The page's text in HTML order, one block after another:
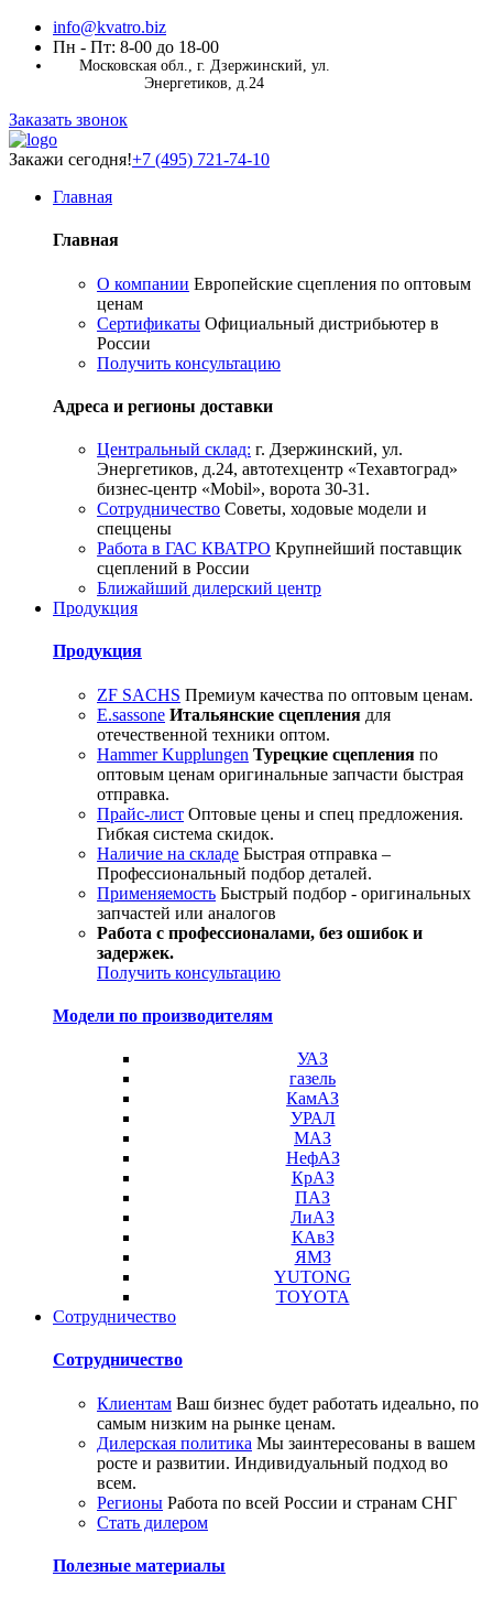
info@kvatro.biz
Пн - Пт: 8-00 до 18-00
Московская обл., г. Дзержинский, ул.
Энергетиков, д.24
Заказать звонок
Закажи сегодня!+7 (495) 721-74-10
Главная
Главная
О компании Европейские сцепления по оптовым
ценам
Сертификаты Официальный дистрибьютер в
России
Получить консультацию
Адреса и регионы доставки
Центральный склад: г. Дзержинский, ул.
Энергетиков, д.24, автотехцентр «Техавтоград»
бизнес-центр «Mobil», ворота 30-31.
Сотрудничество Советы, ходовые модели и
спеццены
Работа в ГАС КВАТРО Крупнейший поставщик
сцеплений в России
Ближайший дилерский центр
Продукция
Продукция
ZF SACHS Премиум качества по оптовым ценам.
E.sassone Итальянские сцепления для
отечественной техники оптом.
Hammer Kupplungen Турецкие сцепления по
оптовым ценам оригинальные запчасти быстрая
отправка.
Прайс-лист Оптовые цены и спец предложения.
Гибкая система скидок.
Наличие на складе Быстрая отправка –
Профессиональный подбор деталей.
Применяемость Быстрый подбор - оригинальных
запчастей или аналогов
Работа с профессионалами, без ошибок и
задержек.
Получить консультацию
Модели по производителям
УАЗ
газель
КамАЗ
УРАЛ
МАЗ
НефАЗ
КрАЗ
ПАЗ
ЛиАЗ
КАвЗ
ЯМЗ
YUTONG
TOYOTA
Сотрудничество
Сотрудничество
Клиентам Ваш бизнес будет работать идеально, по
самым низким на рынке ценам.
Дилерская политика Мы заинтересованы в вашем
росте и развитии. Индивидуальный подход во
всем.
Регионы Работа по всей России и странам СНГ
Стать дилером
Полезные материалы